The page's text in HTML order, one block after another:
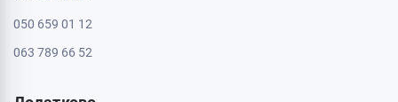
Контакти
Доставка і оплата